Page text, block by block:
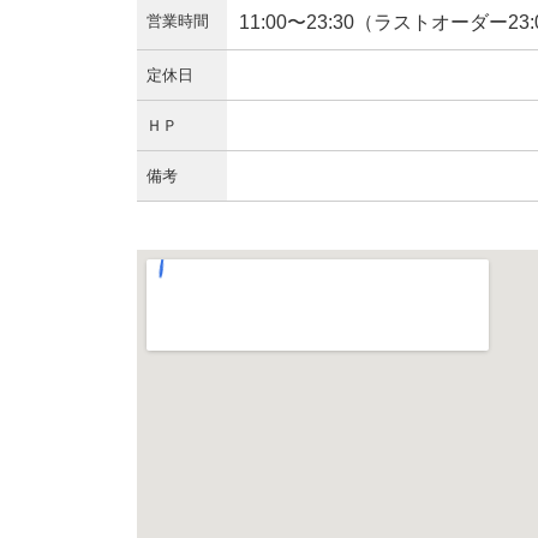
営業時間 11:00〜23:30（ラストオーダー
定休日
ＨＰ
備考